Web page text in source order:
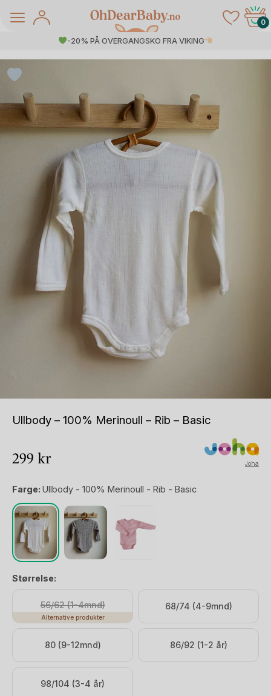
0
-20% PÅ OVERGANGSKO FRA VIKING
Ullbody – 100% Merinoull – Rib – Basic
299 kr Joha
Farge: Ullbody - 100% Merinoull - Rib - Basic
Størrelse:
56/62 (1-4mnd)
Alternative produkter
68/74 (4-9mnd)
80 (9-12mnd) 86/92 (1-2 år)
98/104 (3-4 år)